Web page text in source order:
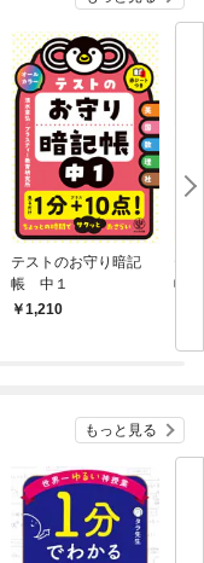
テストのお守り暗記
帳 中１
1,210
帳
もっと見る